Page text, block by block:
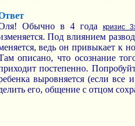
Обычно в 4 года
кризис
Под влиянием
ведь он привыкает к
описано, что осознание
постепенно.
выровняется (если все
его, общение с отцом